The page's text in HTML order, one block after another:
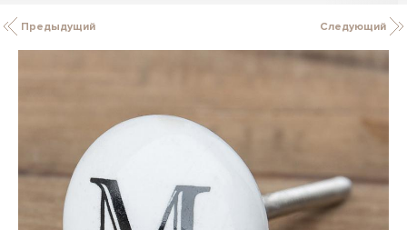
Предыдущий Следующий